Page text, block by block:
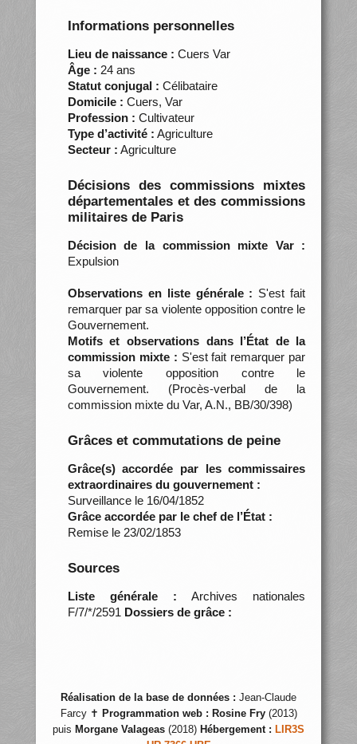
Informations personnelles
Lieu de naissance : Cuers Var
Âge : 24 ans
Statut conjugal : Célibataire
Domicile : Cuers, Var
Profession : Cultivateur
Type d’activité : Agriculture
Secteur : Agriculture
Décisions des commissions mixtes
départementales et des commissions
militaires de Paris
Décision de la commission mixte Var :
Expulsion
Observations en liste générale : S'est fait
remarquer par sa violente opposition contre le
Gouvernement.
Motifs et observations dans l’État de la
commission mixte : S'est fait remarquer par
sa violente opposition contre le
Gouvernement. (Procès-verbal de la
commission mixte du Var, A.N., BB/30/398)
Grâces et commutations de peine
Grâce(s) accordée par les commissaires
extraordinaires du gouvernement :
Surveillance le 16/04/1852
Grâce accordée par le chef de l’État :
Remise le 23/02/1853
Sources
Liste générale : Archives nationales
F/7/*/2591 Dossiers de grâce :
Réalisation de la base de données : Jean-Claude
Farcy ✝ Programmation web : Rosine Fry(2013)
puis Morgane Valageas (2018) Hébergement : LIR3S